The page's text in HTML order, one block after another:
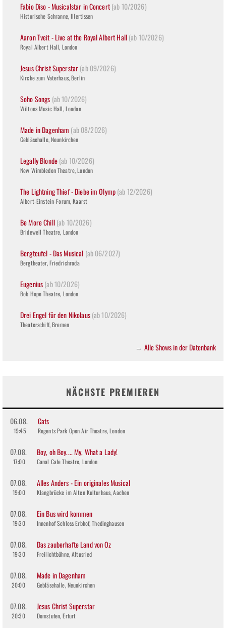
Fabio Diso - Musicalstar in Concert(ab 10/2026)
Historische Schranne, Illertissen
Aaron Tveit - Live at the Royal Albert Hall(ab 10/2026)
Royal Albert Hall, London
Jesus Christ Superstar(ab 09/2026)
Kirche zum Vaterhaus, Berlin
Soho Songs (ab 10/2026)
Wiltons Music Hall, London
Made in Dagenham (ab 08/2026)
Gebläsehalle, Neunkirchen
Legally Blonde(ab 10/2026)
New Wimbledon Theatre, London
The Lightning Thief - Diebe im Olymp(ab 12/2026)
Albert-Einstein-Forum, Kaarst
Be More Chill(ab 10/2026)
Bridewell Theatre, London
Bergteufel - Das Musical (ab 06/2027)
Bergtheater, Friedrichroda
Eugenius(ab 10/2026)
Bob Hope Theatre, London
Drei Engel für den Nikolaus(ab 10/2026)
Theaterschiff, Bremen
→ Alle Shows in der Datenbank
NÄCHSTE PREMIEREN
06.08.
19:45
Cats
Regents Park Open Air Theatre, London
07.08.
17:00
Boy, oh Boy.... My, What a Lady!
Canal Cafe Theatre, London
07.08.
19:00
Alles Anders - Ein originales Musical
Klangbrücke im Alten Kulturhaus, Aachen
07.08.
19:30
Ein Bus wird kommen
Innenhof Schloss Erbhof, Thedinghausen
07.08.
19:30
Das zauberhafte Land von Oz
Freilichtbühne, Altusried
07.08.
20:00
Made in Dagenham
Gebläsehalle, Neunkirchen
07.08.
20:30
Jesus Christ Superstar
Domstufen, Erfurt